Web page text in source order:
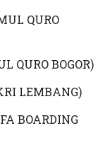
QURO
QURO BOGOR)
LEMBANG)
BOARDING